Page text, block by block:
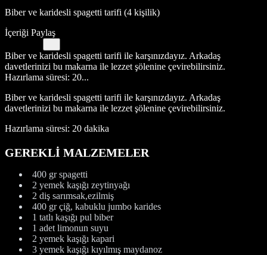
Biber ve karidesli spagetti tarifi (4 kişilik)
İçeriği Paylaş
Biber ve karidesli spagetti tarifi ile karşınızdayız. Arkadaş
davetlerinizi bu makarna ile lezzet şölenine çevirebilirsiniz.
Hazırlama süresi: 20...
Biber ve karidesli spagetti tarifi ile karşınızdayız. Arkadaş
davetlerinizi bu makarna ile lezzet şölenine çevirebilirsiniz.
Hazırlama süresi: 20 dakika
GEREKLİ MALZEMELER
400 gr spagetti
2 yemek kaşığı zeytinyağı
2 diş sarımsak,ezilmiş
400 gr çiğ, kabuklu jumbo karides
1 tatlı kaşığı pul biber
1 adet limonun suyu
2 yemek kaşığı kapari
3 yemek kaşığı kıyılmış maydanoz